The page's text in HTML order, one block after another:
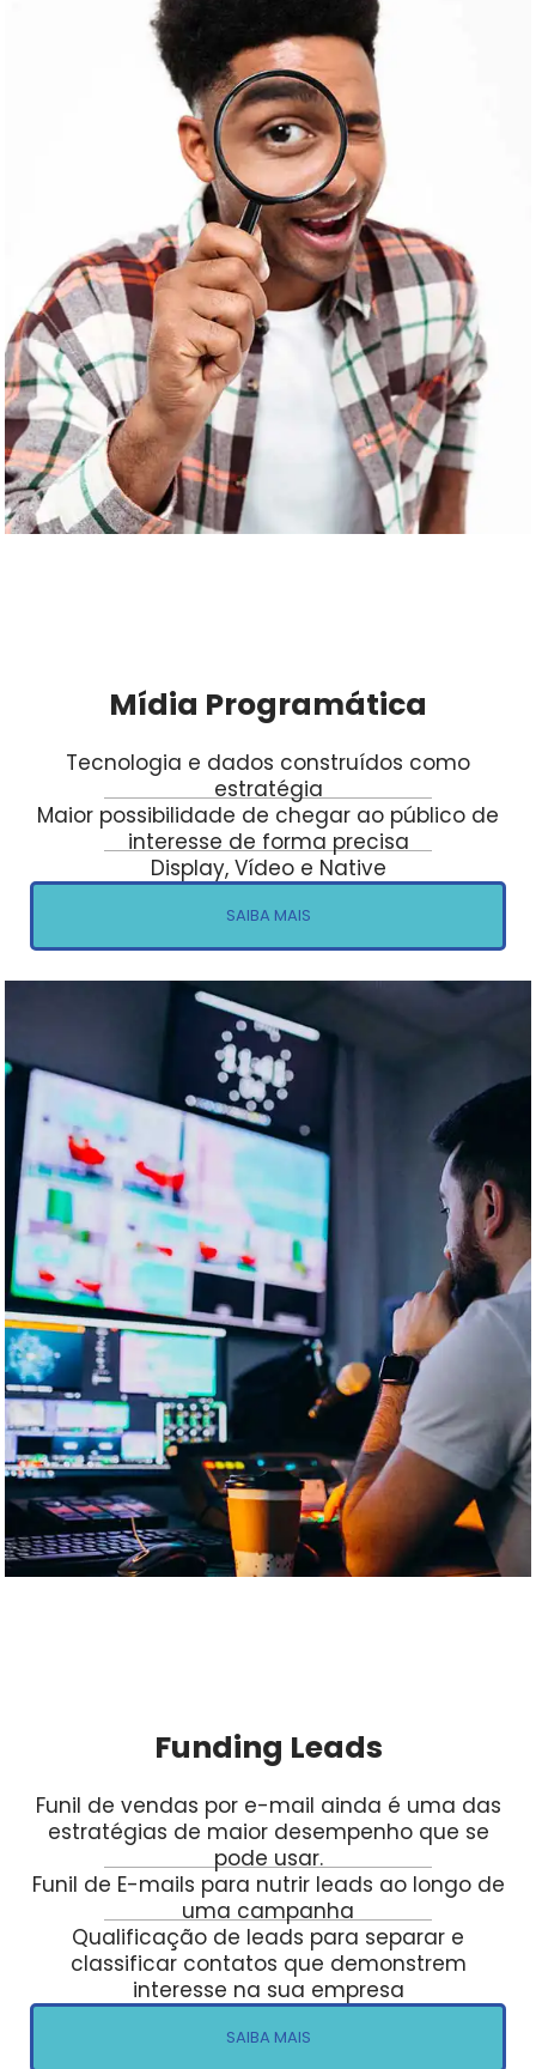
Mídia Programática
Tecnologia e dados construídos como
estratégia
Maior possibilidade de chegar ao público de
interesse de forma precisa
Display, Vídeo e Native
SAIBA MAIS
Funding Leads
Funil de vendas por e-mail ainda é uma das
estratégias de maior desempenho que se
pode usar.
Funil de E-mails para nutrir leads ao longo de
uma campanha
Qualificação de leads para separar e
classificar contatos que demonstrem
interesse na sua empresa
SAIBA MAIS